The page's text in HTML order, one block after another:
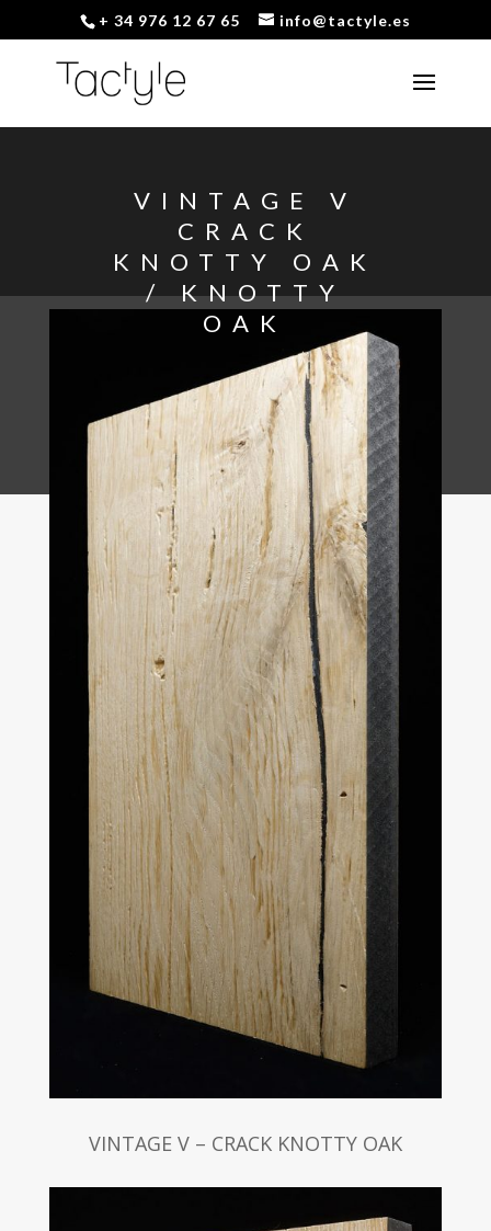
+ 34 976 12 67 65 info@tactyle.es
VINTAGE V
CRACK
KNOTTY OAK
/ KNOTTY
OAK
VINTAGE V – CRACK KNOTTY OAK